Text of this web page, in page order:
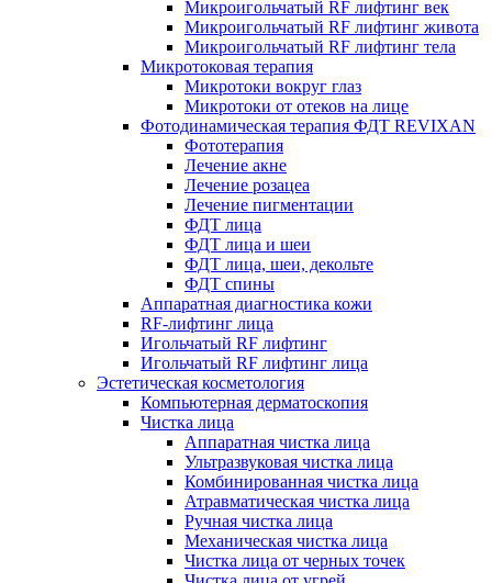
Микроигольчатый RF лифтинг век
Микроигольчатый RF лифтинг живота
Микроигольчатый RF лифтинг тела
Микротоковая терапия
Микротоки вокруг глаз
Микротоки от отеков на лице
Фотодинамическая терапия ФДТ REVIXAN
Фототерапия
Лечение акне
Лечение розацеа
Лечение пигментации
ФДТ лица
ФДТ лица и шеи
ФДТ лица, шеи, декольте
ФДТ спины
Аппаратная диагностика кожи
RF-лифтинг лица
Игольчатый RF лифтинг
Игольчатый RF лифтинг лица
Эстетическая косметология
Компьютерная дерматоскопия
Чистка лица
Аппаратная чистка лица
Ультразвуковая чистка лица
Комбинированная чистка лица
Атравматическая чистка лица
Ручная чистка лица
Механическая чистка лица
Чистка лица от черных точек